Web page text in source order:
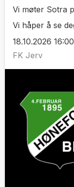
Vi møter Sotra
Vi håper å se
18.10.2026
FK Jerv